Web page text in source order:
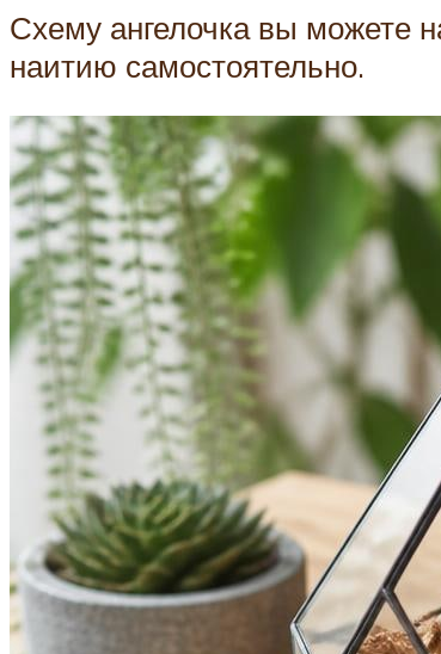
Схему ангелочка вы можете
наитию самостоятельно.